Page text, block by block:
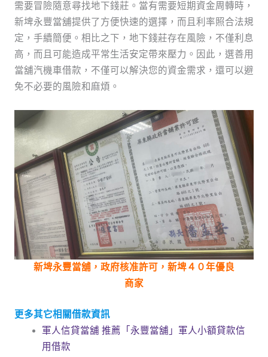
需要冒險隨意尋找地下錢莊。當有需要短期資金周轉時，
新埤永豐當舖提供了方便快速的選擇，而且利率照合法規
定，手續簡便。相比之下，地下錢莊存在風險，不僅利息
高，而且可能造成平常生活安定帶來壓力。因此，選善用
當舖汽機車借款，不僅可以解決您的資金需求，還可以避
免不必要的風險和麻煩。
新埤永豐當舖，政府核准許可，新埤４０年優良
商家
更多其它相關借款資訊
軍人信貸當舖 推薦「永豐當舖」軍人小額貸款信
用借款